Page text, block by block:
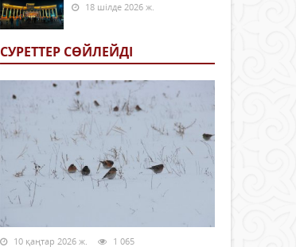
18 шілде 2026 ж.
СУРЕТТЕР СӨЙЛЕЙДI
10 қаңтар 2026 ж. 1 065